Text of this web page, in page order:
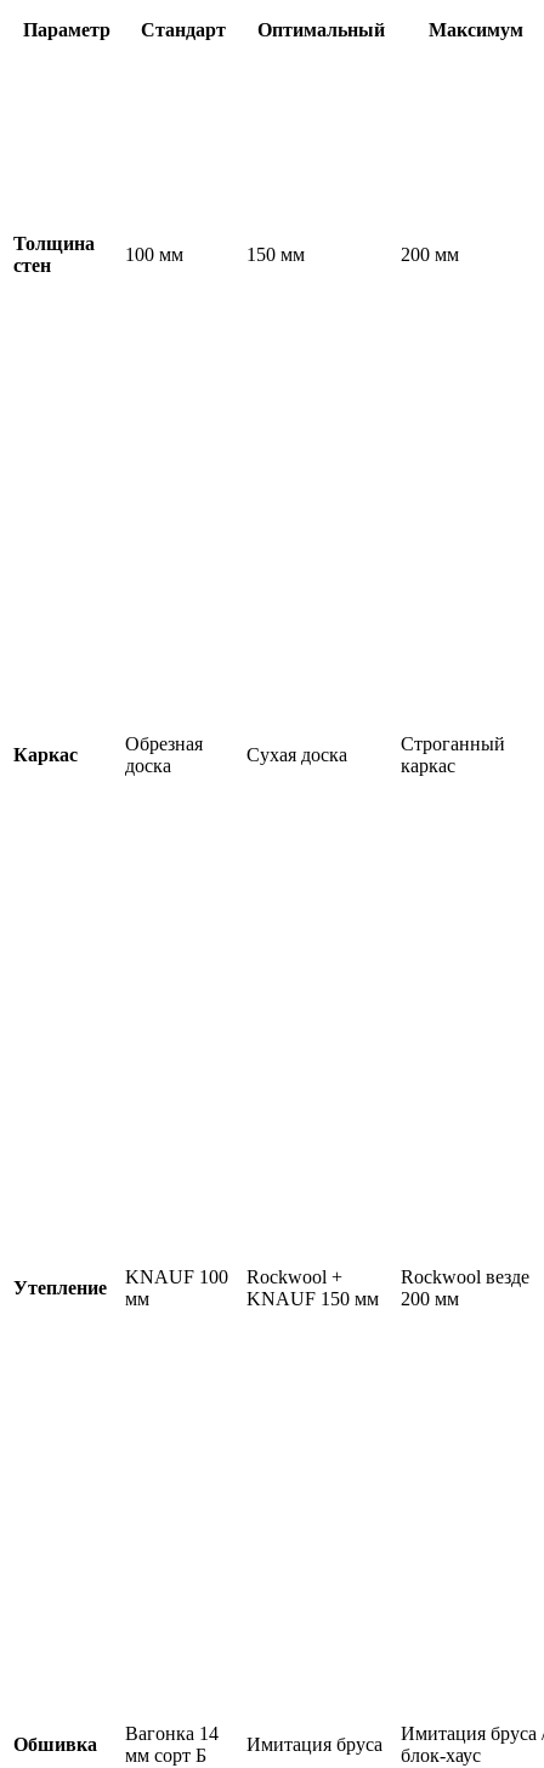
Параметр Стандарт Оптимальный Максимум
Толщина
стен
100 мм 150 мм 200 мм
Каркас
Обрезная
доска
Сухая доска
Строганный
каркас
Утепление
KNAUF 100
мм
Rockwool +
KNAUF 150 мм
Rockwool везде
200 мм
Обшивка
Вагонка 14
мм сорт Б
Имитация бруса
Имитация бруса
блок-хаус